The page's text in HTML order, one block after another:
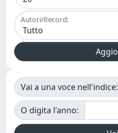
Autori/Record:
Vai a una voce nell'indice:
O digita l'anno: